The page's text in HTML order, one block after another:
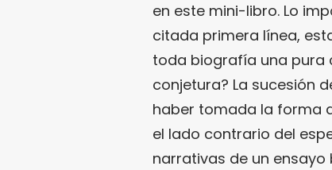
en este mini-libro. Lo
citada primera línea,
toda biografía una pura
conjetura? La sucesión
haber tomada la forma
el lado contrario del
narrativas de un